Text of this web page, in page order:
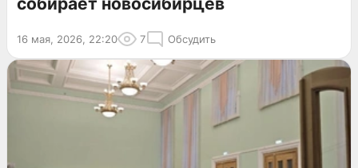
16 мая, 2026, 22:20 7 Обсудить